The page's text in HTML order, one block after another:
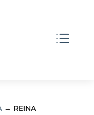
→ REINA